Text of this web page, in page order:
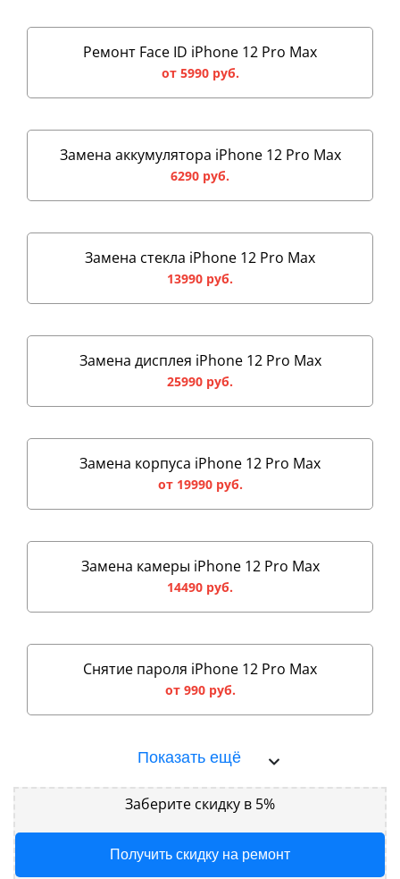
Ремонт Face ID iPhone 12 Pro Max
от 5990 руб.
Замена аккумулятора iPhone 12 Pro Max
6290 руб.
Замена стекла iPhone 12 Pro Max
13990 руб.
Замена дисплея iPhone 12 Pro Max
25990 руб.
Замена корпуса iPhone 12 Pro Max
от 19990 руб.
Замена камеры iPhone 12 Pro Max
14490 руб.
Снятие пароля iPhone 12 Pro Max
от 990 руб.
Показать ещё
Заберите скидку в 5%
Получить скидку на ремонт